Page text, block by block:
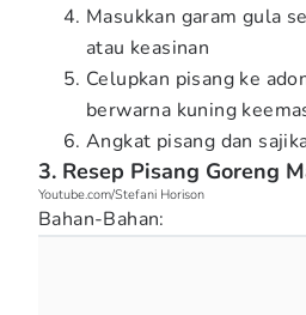
Masukkan garam gula
atau keasinan
Celupkan pisang ke
berwarna kuning
Angkat pisang dan
3. Resep Pisang Goreng
Youtube.com/Stefani Horison
Bahan-Bahan: